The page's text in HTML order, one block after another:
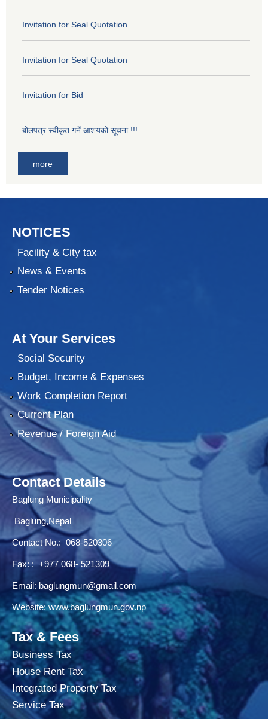
Invitation for Seal Quotation
Invitation for Seal Quotation
Invitation for Bid
बोलपत्र स्वीकृत गर्ने आशयको सूचना !!!
more
NOTICES
Facility & City tax
News & Events
Tender Notices
At Your Services
Social Security
Budget, Income & Expenses
Work Completion Report
Current Plan
Revenue / Foreign Aid
Contact Details
Baglung Municipality
Baglung,Nepal
Contact No.: 068-520306
Fax: : +977 068- 521309
Email: baglungmun@gmail.com
Website:www.baglungmun.gov.np
Tax & Fees
Business Tax
House Rent Tax
Integrated Property Tax
Service Tax